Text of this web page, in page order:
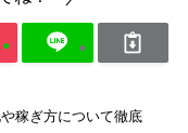
稼ぎ方について徹底